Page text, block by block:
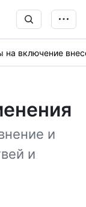
на включение
и
и